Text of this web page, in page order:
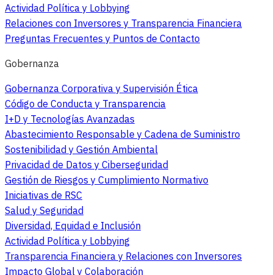
Actividad Política y Lobbying
Relaciones con Inversores y Transparencia Financiera
Preguntas Frecuentes y Puntos de Contacto
Gobernanza
Gobernanza Corporativa y Supervisión Ética
Código de Conducta y Transparencia
I+D y Tecnologías Avanzadas
Abastecimiento Responsable y Cadena de Suministro
Sostenibilidad y Gestión Ambiental
Privacidad de Datos y Ciberseguridad
Gestión de Riesgos y Cumplimiento Normativo
Iniciativas de RSC
Salud y Seguridad
Diversidad, Equidad e Inclusión
Actividad Política y Lobbying
Transparencia Financiera y Relaciones con Inversores
Impacto Global y Colaboración